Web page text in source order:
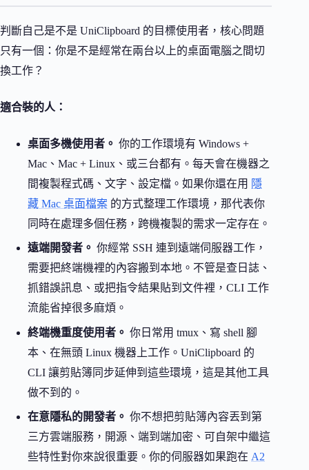
判斷自己是不是 UniClipboard 的目標使用者，核心問題
只有一個：你是不是經常在兩台以上的桌面電腦之間切
換工作？
適合裝的人：
桌面多機使用者。 你的工作環境有 Windows +
Mac、Mac + Linux、或三台都有。每天會在機器之
間複製程式碼、文字、設定檔。如果你還在用 隱
藏 Mac 桌面檔案 的方式整理工作環境，那代表你
同時在處理多個任務，跨機複製的需求一定存在。
遠端開發者。 你經常 SSH 連到遠端伺服器工作，
需要把終端機裡的內容搬到本地。不管是查日誌、
抓錯誤訊息、或把指令結果貼到文件裡，CLI 工作
流能省掉很多麻煩。
終端機重度使用者。 你日常用 tmux、寫 shell 腳
本、在無頭 Linux 機器上工作。UniClipboard 的
CLI 讓剪貼簿同步延伸到這些環境，這是其他工具
做不到的。
在意隱私的開發者。 你不想把剪貼簿內容丟到第
三方雲端服務，開源、端到端加密、可自架中繼這
些特性對你來說很重要。你的伺服器如果跑在 A2